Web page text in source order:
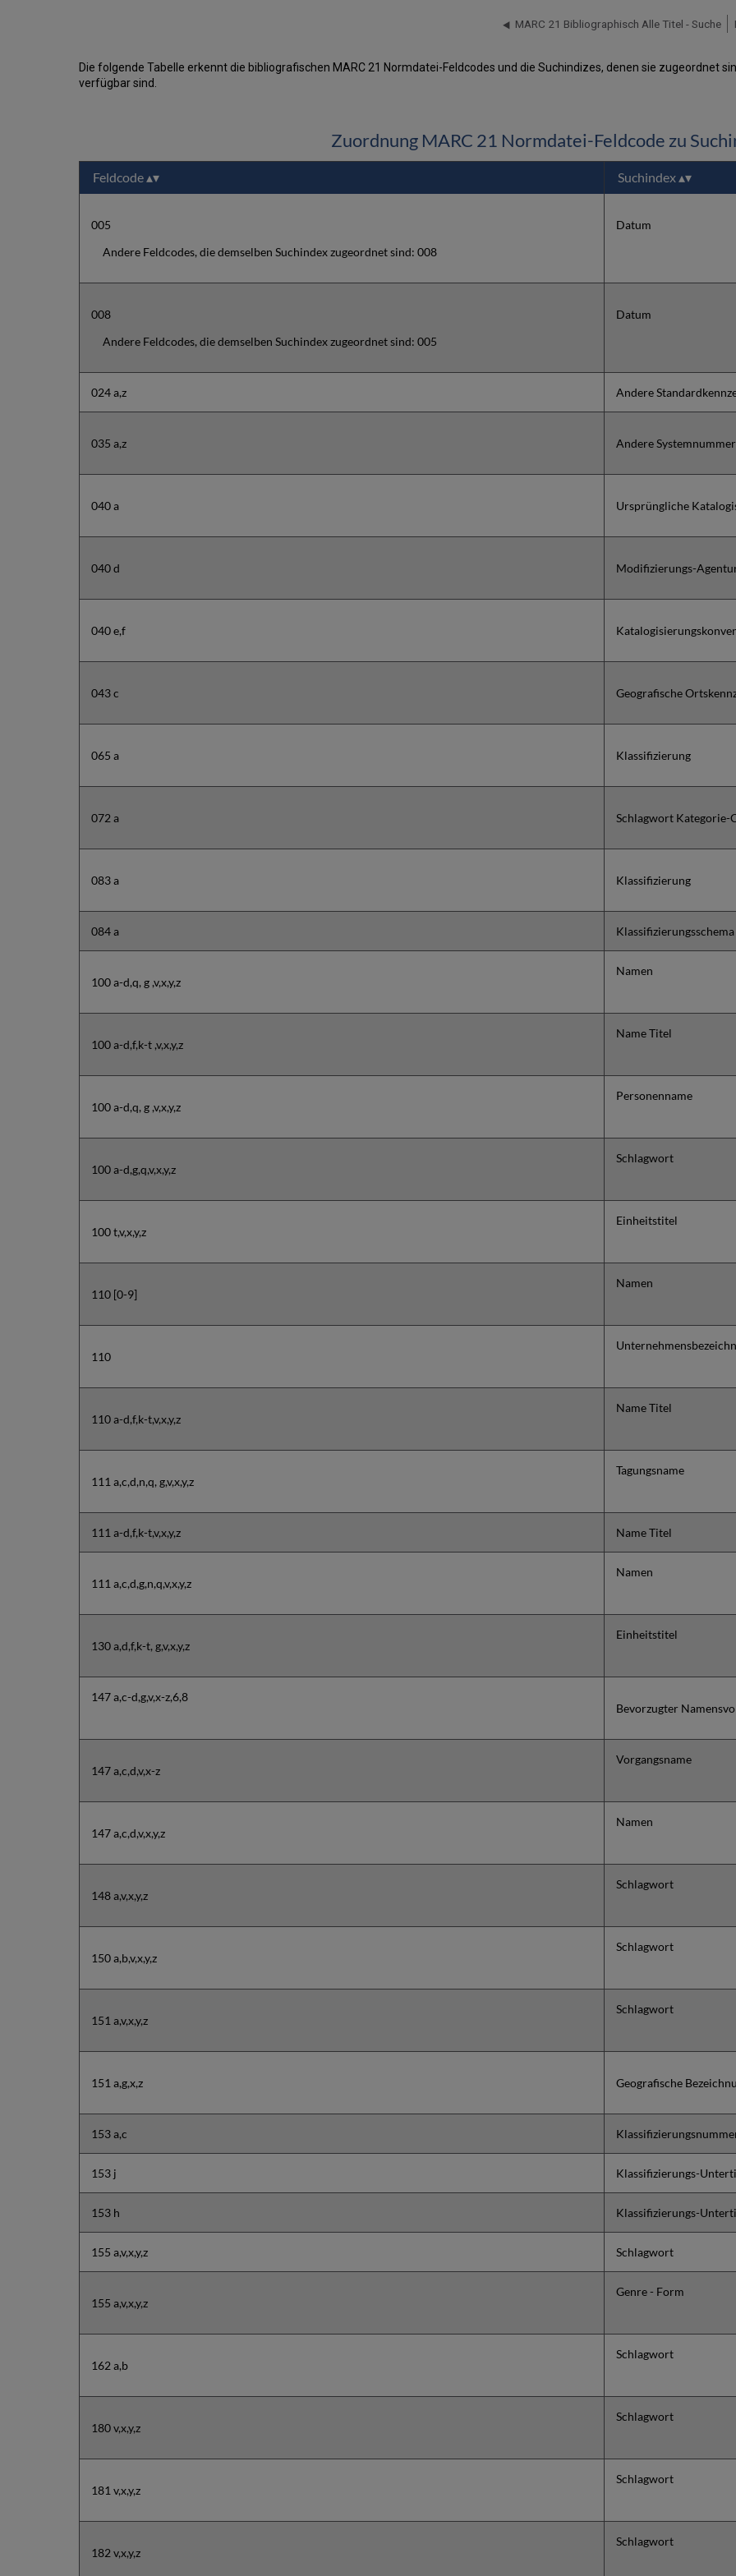
MARC 21 Bibliographisch Alle Titel - Suche
Die folgende Tabelle erkennt die bibliografischen MARC 21 Normdatei-Feldcodes und die Suchindizes, denen sie zugeordnet
verfügbar sind.
Zuordnung MARC 21 Normdatei-Feldcode zu
Feldcode Suchindex
005
Andere Feldcodes, die demselben Suchindex zugeordnet sind: 008
Datum
008
Andere Feldcodes, die demselben Suchindex zugeordnet sind: 005
Datum
024 a,z Andere
035 a,z Andere Systemnummer
040 a Ursprüngliche
040 d Modifizierungs-
040 e,f
043 c Geografische
065 a Klassifizierung
072 a Schlagwort Kategorie-
083 a Klassifizierung
084 a Klassifizierungsschema
100 a-d,q, g ,v,x,y,z
Namen
100 a-d,f,k-t ,v,x,y,z
Name Titel
100 a-d,q, g ,v,x,y,z
Personenname
100 a-d,g,q,v,x,y,z
Schlagwort
100 t,v,x,y,z
Einheitstitel
110 [0-9]
Namen
110
110 a-d,f,k-t,v,x,y,z
Name Titel
111 a,c,d,n,q, g,v,x,y,z
Tagungsname
111 a-d,f,k-t,v,x,y,z Name Titel
111 a,c,d,g,n,q,v,x,y,z
Namen
130 a,d,f,k-t, g,v,x,y,z
Einheitstitel
147 a,c-d,g,v,x-z,6,8
Bevorzugter
147 a,c,d,v,x-z
Vorgangsname
147 a,c,d,v,x,y,z
Namen
148 a,v,x,y,z
Schlagwort
150 a,b,v,x,y,z
Schlagwort
151 a,v,x,y,z
Schlagwort
151 a,g,x,z Geografische
153 a,c
153 j Klassifizierungs-
153 h Klassifizierungs-
155 a,v,x,y,z Schlagwort
155 a,v,x,y,z
Genre - Form
162 a,b
Schlagwort
180 v,x,y,z
Schlagwort
181 v,x,y,z
Schlagwort
182 v,x,y,z
Schlagwort